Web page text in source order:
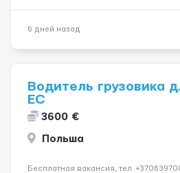
6 дней назад
Водитель грузовика
ЕС
3600 €
Польша
Бесплатная вакансия, тел.